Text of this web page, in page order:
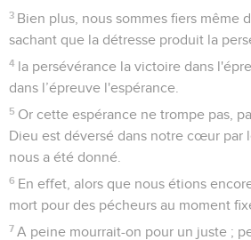
3 Bien plus, nous sommes fiers même
sachant que la détresse produit la
4 la persévérance la victoire dans
dans l’épreuve l'espérance.
5 Or cette espérance ne trompe pas,
Dieu est déversé dans notre cœur par
nous a été donné.
6 En effet, alors que nous étions
mort pour des pécheurs au moment
7 A peine mourrait-on pour un juste ;